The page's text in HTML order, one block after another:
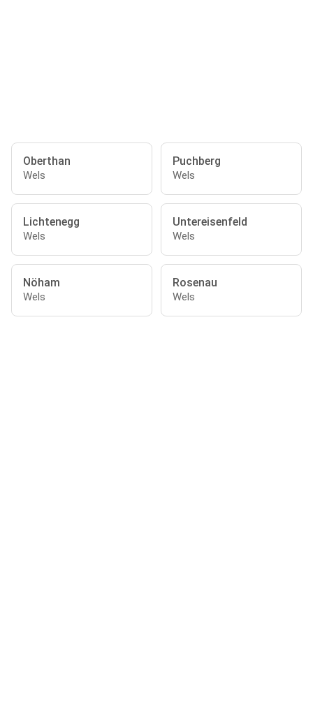
Oberthan
Wels
Puchberg
Wels
Lichtenegg
Wels
Untereisenfeld
Wels
Nöham
Wels
Rosenau
Wels